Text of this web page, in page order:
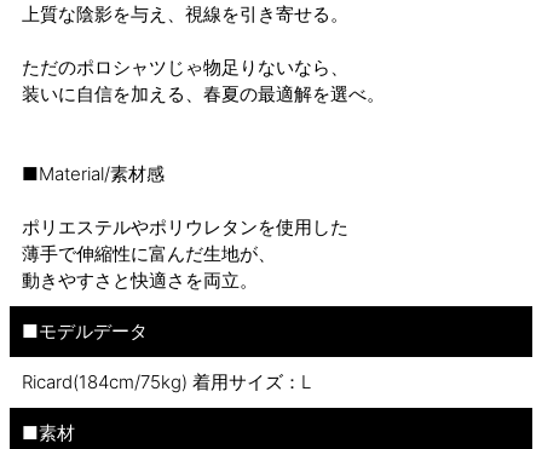
上質な陰影を与え、視線を引き寄せる。
ただのポロシャツじゃ物足りないなら、
装いに自信を加える、春夏の最適解を選べ。
■Material/素材感
ポリエステルやポリウレタンを使用した
薄手で伸縮性に富んだ生地が、
動きやすさと快適さを両立。
■モデルデータ
Ricard(184cm/75kg) 着用サイズ：L
■素材